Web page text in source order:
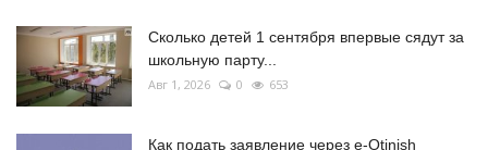
Сколько детей 1 сентября впервые сядут за
школьную парту...
Авг 1, 2026 0 653
Как подать заявление через e-Otinish